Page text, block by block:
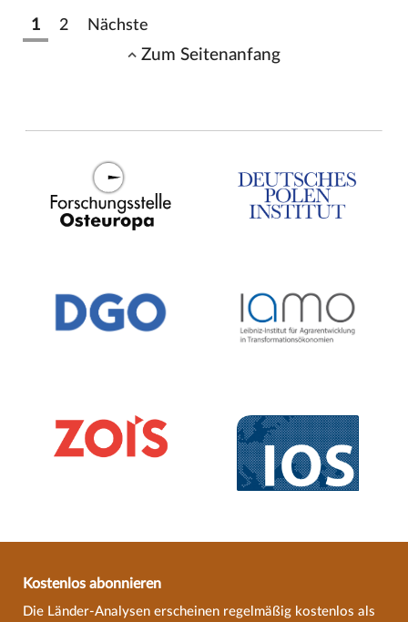
1 2 Nächste
Zum Seitenanfang
Kostenlos abonnieren
Die Länder-Analysen erscheinen regelmäßig kostenlos als